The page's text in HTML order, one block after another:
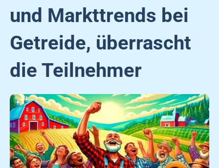
und Markttrends bei
Getreide, überrascht
die Teilnehmer